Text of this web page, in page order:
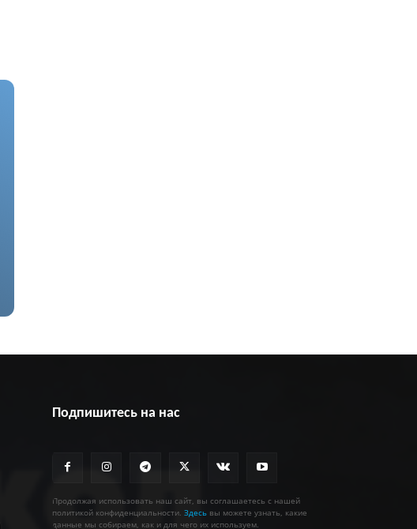
Подпишитесь на нас
Продолжая использовать наш сайт, вы соглашаетесь с нашей
политикой конфиденциальности. Здесь вы можете узнать, какие
данные мы собираем, как и для чего их используем.